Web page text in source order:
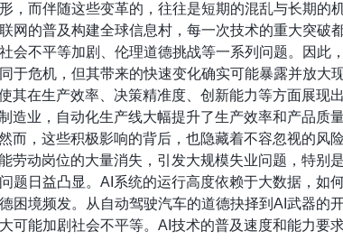
，而伴随这些变革的，往往是短期的混乱与长期的
网的普及构建全球信息村，每一次技术的重大突破
会不平等加剧、伦理道德挑战等一系列问题。因此
危机，但其带来的快速变化确实可能暴露并放大
其在生产效率、决策精准度、创新能力等方面展现
造业，自动化生产线大幅提升了生产效率和产品质
，这些积极影响的背后，也隐藏着不容忽视的风险
劳动岗位的大量消失，引发大规模失业问题，特别
题日益凸显。AI系统的运行高度依赖于大数据，如
困境频发。从自动驾驶汽车的道德抉择到AI武器的
可能加剧社会不平等。AI技术的普及速度和能力要